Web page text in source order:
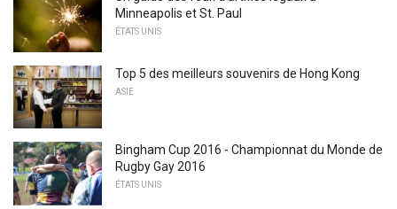
Minneapolis et St. Paul
ÉTATS UNIS
Top 5 des meilleurs souvenirs de Hong Kong
ASIE
Bingham Cup 2016 - Championnat du Monde de
Rugby Gay 2016
ÉTATS UNIS